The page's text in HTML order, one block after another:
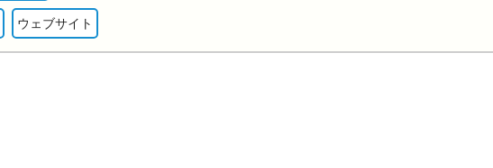
ウェブサイト